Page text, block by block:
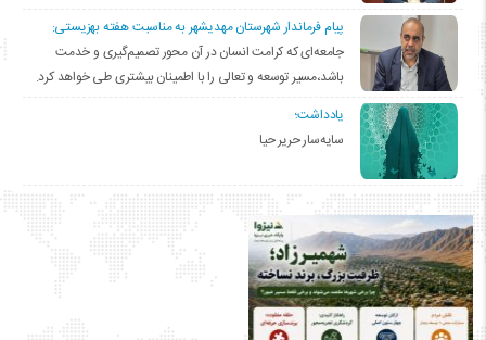
پیام فرماندار شهرستان مهدیشهر به مناسبت هفته بهزیستی:
جامعه‌ای که کرامت انسان در آن محور تصمیم‌گیری و خدمت
باشد،مسیر توسعه و تعالی را با اطمینان بیشتری طی خواهد کرد.
یادداشت؛
سایه‌سار حریر حیا